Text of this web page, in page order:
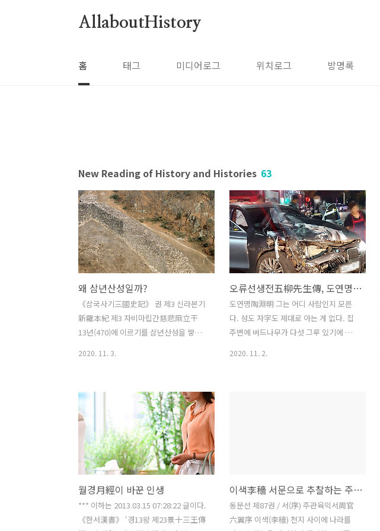
AllaboutHistory
홈 태그 미디어로그 위치로그 방명록
New Reading of History and Histories 63
왜 삼년산성일까?
《삼국사기三國史記》 권 제3 신라본기
新羅本紀 제3 자비마립간慈悲麻立干
13년(470)에 이르기를 삼년산성을 쌓았
지 3년이 걸렸으므로, 그리 이름한 것이다
[三年者, 自興役始終三年訖功, 故名之]
묻는다. 이와 같은 삼년산성 축성 내력과
그에 따른 명명법은 왜 기록에 남았을까?
의문을 품어봤어야 답을 하든가 말든가
하지, 아무도 묻지 않았으므로, 문제의식
도 없고, 그에서 빼낼 만한 것이라고는 매
양 하는 말이 "신라가 소백산맥을 넘어 서
북방으로 진출하는 데 있어 중요한 거점
성으로 기능하였다." 와 같은 언급에서 단
2020. 11. 3.
오류선생전五柳先生傳, 도연명이 읊은 자서전
도연명陶淵明 그는 어디 사람인지 모른
다. 성도 자字도 제대로 아는 게 없다. 집
주변에 버드나무가 다섯 그루 있기에 오
해 놓은 것은 다 마시고는 취해서 돌아왔
다. 어딜 가면 가고 오면 와서, 미련을 둔
적이 없었다. 집은 온통 휑뎅그렁해 바람
2020. 11. 2.
월경月經이 바꾼 인생
*** 이하는 2013.03.15 07:28:22 글이다.
《한서漢書》 ‘경13왕 제23景十三王傳
이색李穡 서문으로 추찰하는 주관육익周官六翼
동문선 제87권 / 서(序) 주관육익서周官
六翼序 이색(李穡) 천지 사이에 나라를